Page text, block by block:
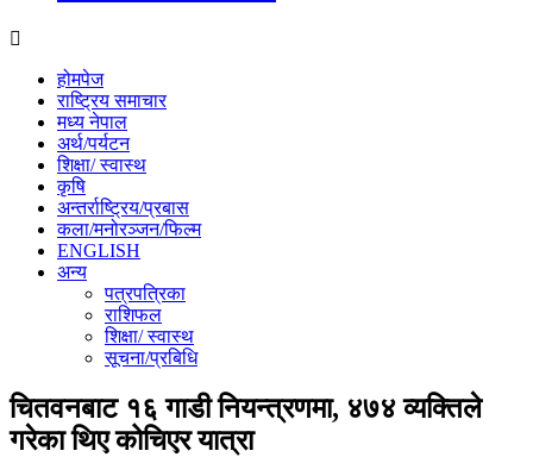
होमपेज
राष्ट्रिय समाचार
मध्य नेपाल
अर्थ/पर्यटन
शिक्षा/ स्वास्थ
कृषि
अन्तर्राष्ट्रिय/प्रबास
कला/मनोरञ्जन/फिल्म
ENGLISH
अन्य
पत्रपत्रिका
राशिफल
शिक्षा/ स्वास्थ
सूचना/प्रबिधि
चितवनबाट १६ गाडी नियन्त्रणमा, ४७४ व्यक्तिले
गरेका थिए कोचिएर यात्रा